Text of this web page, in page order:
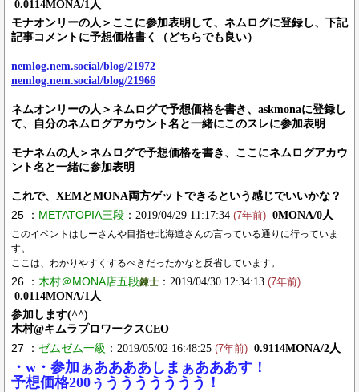
0.0114MONA/1人
モナオンリーの人＞ここに参加表明して、ネムログに登録し、下記
記事コメントに予想価格書く（どちらでも良い）
nemlog.nem.social/blog/21972
nemlog.nem.social/blog/21966
ネムオンリーの人＞ネムログで予想価格を書き、askmonaに登録し
て、自分のネムログアカウント名と一緒にこのスレに参加表明
モナネムの人＞ネムログで予想価格を書き、ここにネムログアカウ
ント名と一緒に参加表明
これで、XEMとMONA両方ゲットできるという感じでいいかな？
25 ： METATOPIA三段 ：2019/04/29 11:17:34 (7年前) 0MONA/0人
このイベントはしーさんや目指せ北海道さんの言っている通りに行っていま
す。
ここは、わかりやすくするべきだったかなと反省しています。
26 ： 木村＠MONA店五段錬士 ：2019/04/30 12:34:13 (7年前)
0.0114MONA/1人
参加します(^^)
木村@キムラプロワークスCEO
27 ： ゼムゼム一級 ：2019/05/02 16:48:25 (7年前) 0.9114MONA/2人
・w・参加ぁああああしまぁあああす！
予想価格200ぅううううううう！